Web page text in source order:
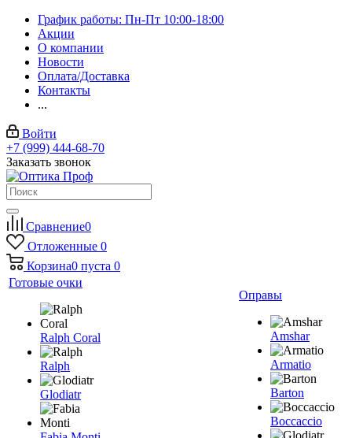
График работы: Пн-Пт 10:00-18:00
Акции
О компании
Новости
Оплата/Доставка
Контакты
...
Войти
+7 (999) 444-68-70
Заказать звонок
Сравнение0
Отложенные 0
Корзина0 пуста 0
Готовые очки
Ralph Coral
Ralph
Glodiatr
Оправы
Amshar
Armatio
Barton
Boccaccio